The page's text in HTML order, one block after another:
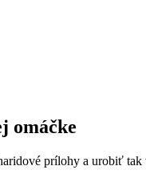
omáčke
prílohy a urobiť tak